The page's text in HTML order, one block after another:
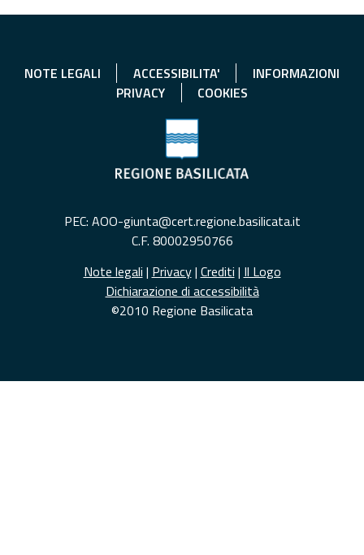
NOTE LEGALI ACCESSIBILITA'
INFORMAZIONI
PRIVACY
COOKIES
PEC: AOO-giunta@cert.regione.basilicata.it
C.F. 80002950766
Note legali | Privacy| Crediti | Il Logo
Dichiarazione di accessibilità
©2010 Regione Basilicata